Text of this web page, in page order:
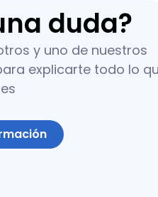
duda?
y uno de nuestros
explicarte todo lo